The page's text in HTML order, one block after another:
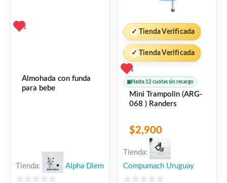
1
Almohada con funda
para bebe
Tienda: Alpha Diem
✓ Tienda Verificada
✓ Tienda Verificada
1
▣ Hasta 12 cuotas sin recargo
Mini Trampolin (ARG-
068 ) Randers
$2,900
Tienda:
Compumach Uruguay